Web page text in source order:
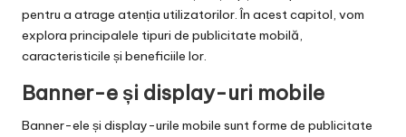
pentru a atrage atenția utilizatorilor. În acest capitol, vom
explora principalele tipuri de publicitate mobilă,
caracteristicile și beneficiile lor.
Banner-e și display-uri mobile
Banner-ele și display-urile mobile sunt forme de publicitate